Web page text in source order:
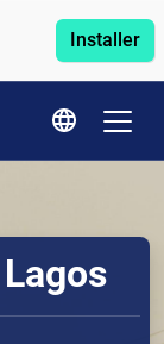
Installer